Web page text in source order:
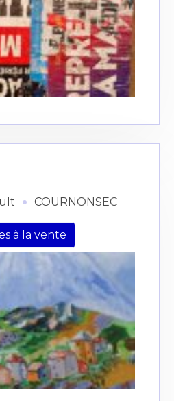
conditions
· COURNONSEC
à la vente